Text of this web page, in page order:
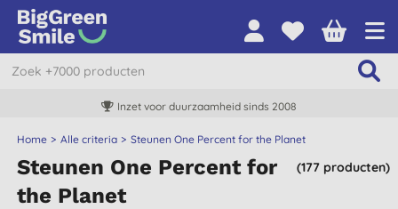
Inzet voor duurzaamheid sinds 2008
Home Alle criteria Steunen One Percent for the Planet
(177 producten)
Steunen One Percent for
the Planet